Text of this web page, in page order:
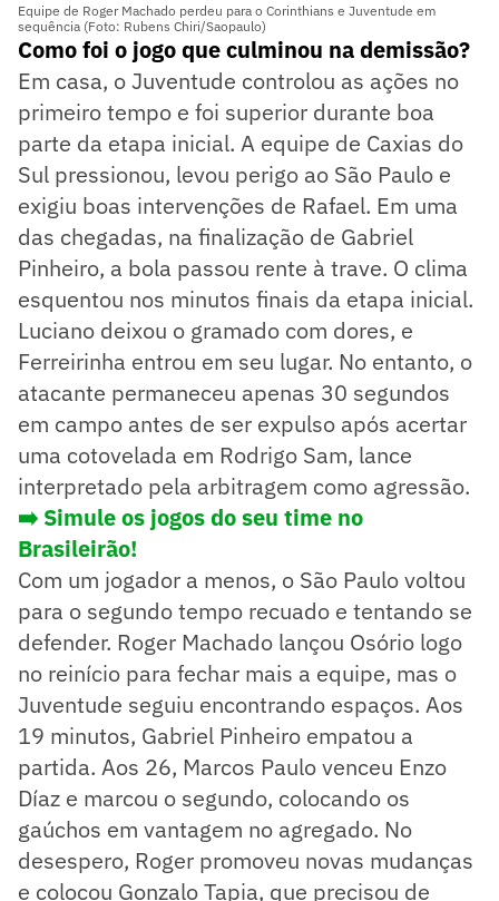
Equipe de Roger Machado perdeu para o Corinthians e Juventude em
sequência (Foto: Rubens Chiri/Saopaulo)
Como foi o jogo que culminou na demissão?
Em casa, o Juventude controlou as ações no
primeiro tempo e foi superior durante boa
parte da etapa inicial. A equipe de Caxias do
Sul pressionou, levou perigo ao São Paulo e
exigiu boas intervenções de Rafael. Em uma
das chegadas, na finalização de Gabriel
Pinheiro, a bola passou rente à trave. O clima
esquentou nos minutos finais da etapa inicial.
Luciano deixou o gramado com dores, e
Ferreirinha entrou em seu lugar. No entanto, o
atacante permaneceu apenas 30 segundos
em campo antes de ser expulso após acertar
uma cotovelada em Rodrigo Sam, lance
interpretado pela arbitragem como agressão.
➡️ Simule os jogos do seu time no
Brasileirão!
Com um jogador a menos, o São Paulo voltou
para o segundo tempo recuado e tentando se
defender. Roger Machado lançou Osório logo
no reinício para fechar mais a equipe, mas o
Juventude seguiu encontrando espaços. Aos
19 minutos, Gabriel Pinheiro empatou a
partida. Aos 26, Marcos Paulo venceu Enzo
Díaz e marcou o segundo, colocando os
gaúchos em vantagem no agregado. No
desespero, Roger promoveu novas mudanças
e colocou Gonzalo Tapia, que precisou de